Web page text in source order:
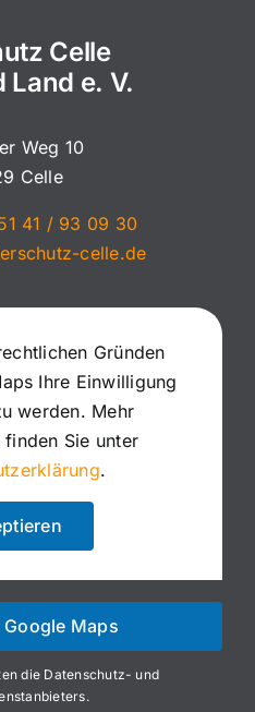
Celle
Land e. V.
Weg 10
Celle
41 / 93 09 30
celle.de
Gründen
Ihre Einwilligung
werden. Mehr
Sie unter
.
Maps
die Datenschutz- und